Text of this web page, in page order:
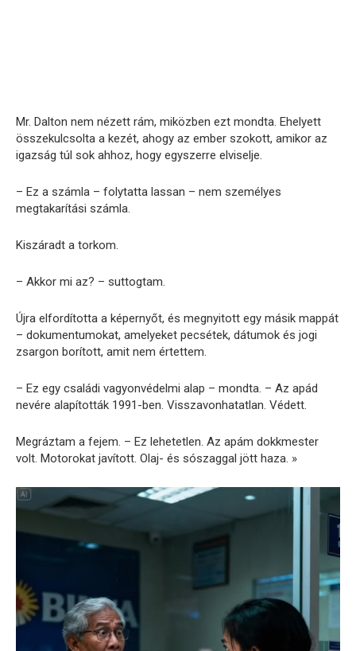
Mr. Dalton nem nézett rám, miközben ezt mondta. Ehelyett
összekulcsolta a kezét, ahogy az ember szokott, amikor az
igazság túl sok ahhoz, hogy egyszerre elviselje.
– Ez a számla – folytatta lassan – nem személyes
megtakarítási számla.
Kiszáradt a torkom.
– Akkor mi az? – suttogtam.
Újra elfordította a képernyőt, és megnyitott egy másik mappát
– dokumentumokat, amelyeket pecsétek, dátumok és jogi
zsargon borított, amit nem értettem.
– Ez egy családi vagyonvédelmi alap – mondta. – Az apád
nevére alapították 1991-ben. Visszavonhatatlan. Védett.
Megráztam a fejem. – Ez lehetetlen. Az apám dokkmester
volt. Motorokat javított. Olaj- és sószaggal jött haza. »